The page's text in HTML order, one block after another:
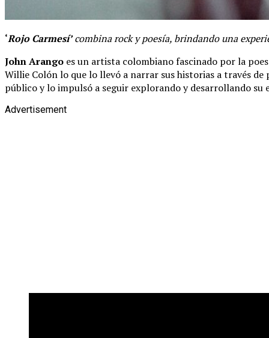
‘Rojo Carmesí’combina rock y poesía, brindando una
John Arango es un artista colombiano fascinado por la
Willie Colón lo que lo llevó a narrar sus historias a través
público y lo impulsó a seguir explorando y desarrollando su
Advertisement